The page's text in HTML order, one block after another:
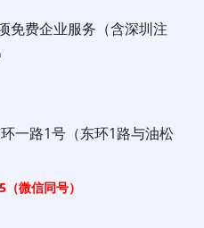
免费企业服务 （含深圳注
一路1号（东环1路与油松
微信同号）